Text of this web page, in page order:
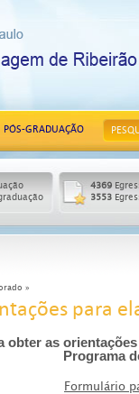
PÓS-GRADUAÇÃO
4369
3553
»
para
obter as
Programa
Formulário